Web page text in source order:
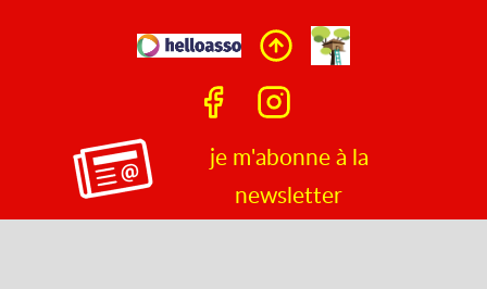
je m'abonne à la
newsletter